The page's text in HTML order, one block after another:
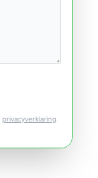
privacyverklaring.